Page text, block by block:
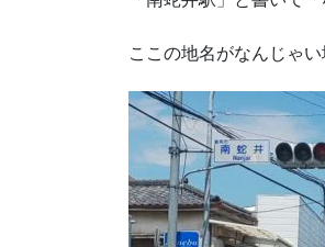
ここの地名がなんじゃい